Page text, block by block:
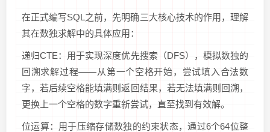
在正式编写SQL之前，先明确三大核心技术的作用，理解
其在数独求解中的具体应用：
递归CTE：用于实现深度优先搜索（DFS），模拟数独的
回溯求解过程——从第一个空格开始，尝试填入合法数
字，若后续空格能填满则返回结果，若无法填满则回溯，
更换上一个空格的数字重新尝试，直至找到有效解。
位运算：用于压缩存储数独的约束状态，通过6个64位整